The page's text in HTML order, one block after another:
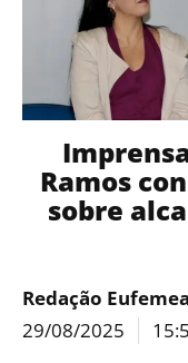
Ramos
sobre
Redação Eufemea
29/08/2025